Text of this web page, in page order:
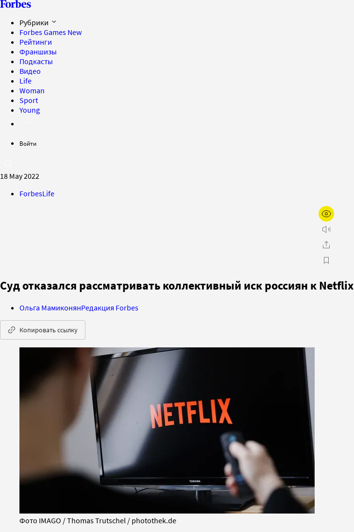
Рубрики
Forbes Games New
Рейтинги
Франшизы
Подкасты
Видео
Life
Woman
Sport
Young
Войти
18 May 2022
ForbesLife
Суд отказался рассматривать коллективный иск россиян к Netflix
Ольга МамиконянРедакция Forbes
Копировать ссылку
Фото IMAGO / Thomas Trutschel / photothek.de